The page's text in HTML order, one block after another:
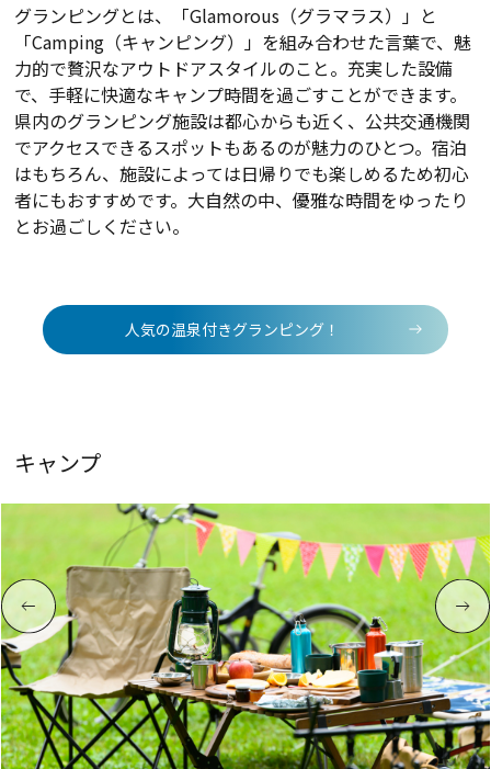
グランピングとは、「Glamorous（グラマラス）」と
「Camping（キャンピング）」を組み合わせた言葉で、魅
力的で贅沢なアウトドアスタイルのこと。充実した設備
で、手軽に快適なキャンプ時間を過ごすことができます。
県内のグランピング施設は都心からも近く、公共交通機関
でアクセスできるスポットもあるのが魅力のひとつ。宿泊
はもちろん、施設によっては日帰りでも楽しめるため初心
者にもおすすめです。大自然の中、優雅な時間をゆったり
とお過ごしください。
人気の温泉付きグランピング！
キャンプ